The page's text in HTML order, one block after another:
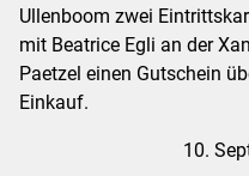
Ullenboom zwei
mit Beatrice Egli an der
Paetzel einen Gutschein
Einkauf.
10.